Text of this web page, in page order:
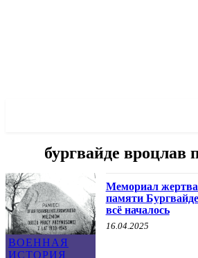
бургвайде вроцлав
ВОЕННАЯ
ИСТОРИЯ
Мемориал
памяти
всё началось
16.04.2025